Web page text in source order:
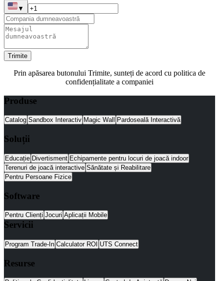
▼
Trimite
Prin apăsarea butonului Trimite, sunteți de acord cu politica de
confidențialitate a companiei
Produse
Catalog Sandbox Interactiv Magic Wall Pardoseală Interactivă
Soluții
Educație Divertisment Echipamente pentru locuri de joacă indoor
Terenuri de joacă interactive Sănătate și Reabilitare
Pentru Persoane Fizice
Software
Pentru Clienți Jocuri Aplicații Mobile
Servicii
Program Trade-In Calculator ROI UTS Connect
Resurse